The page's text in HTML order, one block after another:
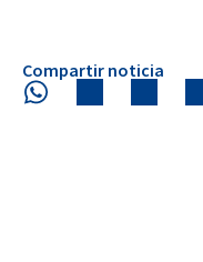
Compartir noticia